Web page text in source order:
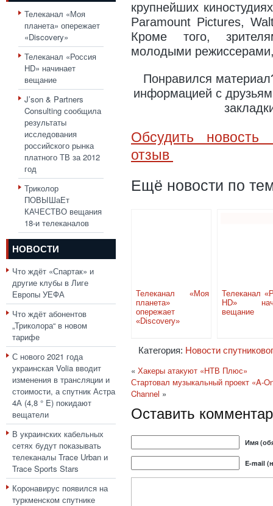
Телеканал «Моя
планета» опережает
«Discovery»
Телеканал «Россия
HD» начинает
вещание
J’son & Partners
Consulting сообщила
результаты
исследования
российского рынка
платного ТВ за 2012
год
Триколор
ПОВЫШаЕт
КАЧЕСТВО вещания
18-и телеканалов
НОВОСТИ
Что ждёт «Спартак» и
другие клубы в Лиге
Европы УЕФА
Что ждёт абонентов
„Триколора“ в новом
тарифе
С нового 2021 года
украинская Volia вводит
изменения в трансляции и
стоимости, а спутник Астра
4А (4,8 ° E) покидают
вещатели
В украинских кабельных
сетях будут показывать
телеканалы Trace Urban и
Trace Sports Stars
Коронавирус появился на
туркменском спутнике
крупнейших
Paramount Pictures,
Кроме того,
молодыми
Понравился
информацией с
Обсудить новость
отзыв
Ещё новости по
Телеканал «Моя
планета»
опережает
«Discovery»
Телеканал
HD»
вещание
Категория: Новости
« Хакеры атакуют «НТВ Плюс»
Стартовал музыкальный проект «A-
Channel »
Оставить
Имя
E-mail